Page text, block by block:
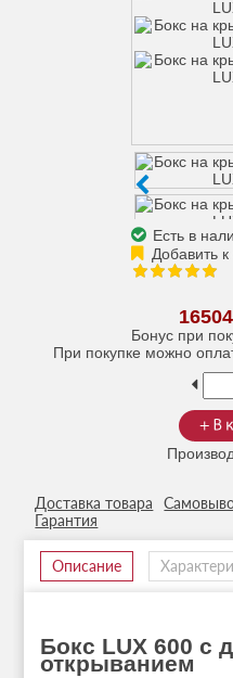
Есть в
Бонус при
При покупке можно
Доставка товара
Гарантия
Описание
Бокс LUX 600 с
открыванием